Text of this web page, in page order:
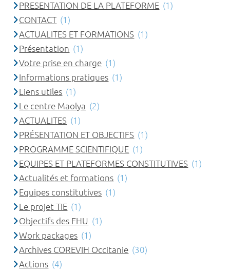
PRESENTATION DE LA PLATEFORME (1)
CONTACT (1)
ACTUALITES ET FORMATIONS (1)
Présentation (1)
Votre prise en charge (1)
Informations pratiques (1)
Liens utiles (1)
Le centre Maolya (2)
ACTUALITES (1)
PRÉSENTATION ET OBJECTIFS (1)
PROGRAMME SCIENTIFIQUE (1)
EQUIPES ET PLATEFORMES CONSTITUTIVES (1)
Actualités et formations (1)
Equipes constitutives (1)
Le projet TIE (1)
Objectifs des FHU (1)
Work packages (1)
Archives COREVIH Occitanie (30)
Actions (4)